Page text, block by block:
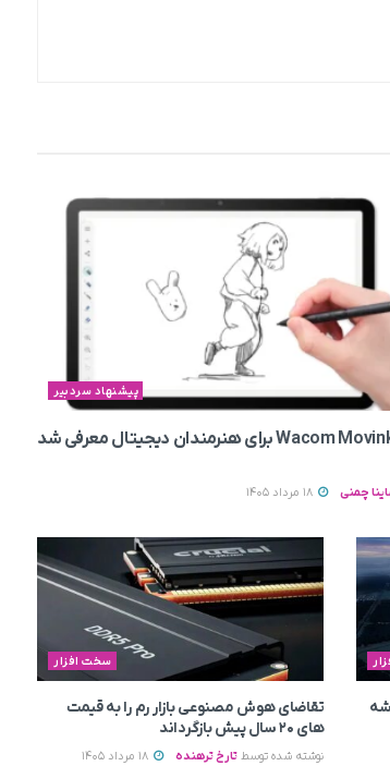
پیشنهاد سردبیر
تبلت Wacom MovinkPad 11 برای هنرمندان دیجیتال معرفی شد
چمنی
سخت افزار
تقاضای هوش مصنوعی بازار رم را به قیمت
های ۲۰ سال پیش بازگرداند
نوشته شده توسط تارخ ترهنده